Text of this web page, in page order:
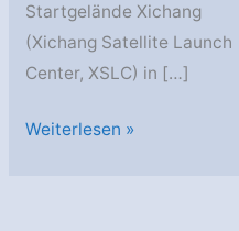
Startgelände Xichang
(Xichang Satellite Launch
Center, XSLC) in […]
Chinasat
Weiterlesen »